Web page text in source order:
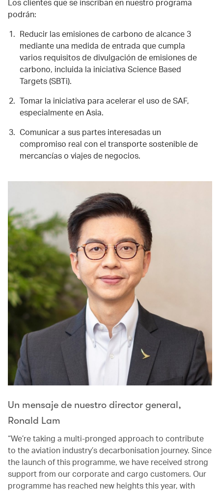
podrán:
Reducir las emisiones de carbono de alcance 3
mediante una medida de entrada que cumpla
varios requisitos de divulgación de emisiones de
carbono, incluida la iniciativa Science Based
Targets (SBTi).
Tomar la iniciativa para acelerar el uso de SAF,
especialmente en Asia.
Comunicar a sus partes interesadas un
compromiso real con el transporte sostenible de
mercancías o viajes de negocios.
Un mensaje de nuestro director general,
Ronald Lam
“We’re taking a multi-pronged approach to contribute
to the aviation industry’s decarbonisation journey. Since
the launch of this programme, we have received strong
support from our corporate and cargo customers. Our
programme has reached new heights this year, with